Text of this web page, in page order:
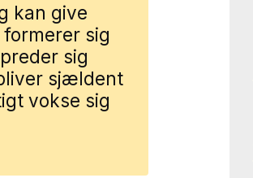
kan give
sig
sig
sjældent
vokse sig